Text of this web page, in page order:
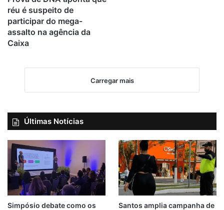
réu é suspeito de
participar do mega-
assalto na agência da
Caixa
Carregar mais
Últimas Notícias
Simpósio debate como os
Santos amplia campanha de